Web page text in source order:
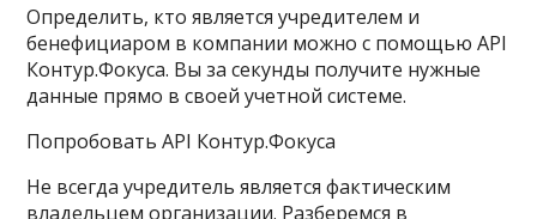
Определить, кто является учредителем и
бенефициаром в компании можно с помощью API
Контур.Фокуса. Вы за секунды получите нужные
данные прямо в своей учетной системе.
Попробовать API Контур.Фокуса
Не всегда учредитель является фактическим
владельцем организации. Разберемся в